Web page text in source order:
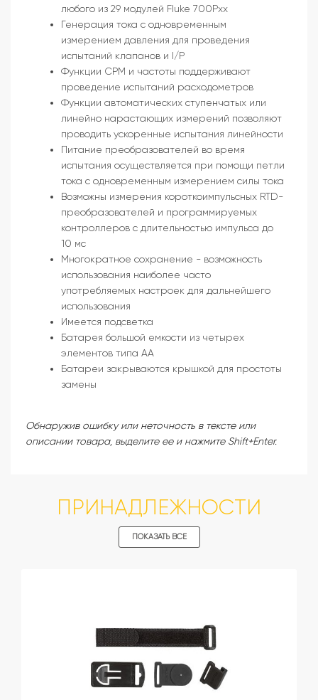
любого из 29 модулей Fluke 700Pxx
Генерация тока с одновременным
измерением давления для проведения
испытаний клапанов и I/P
Функции CPM и частоты поддерживают
проведение испытаний расходометров
Функции автоматических ступенчатых или
линейно нарастающих измерений позволяют
проводить ускоренные испытания линейности
Питание преобразователей во время
испытания осуществляется при помощи петли
тока с одновременным измерением силы тока
Возможны измерения короткоимпульсных RTD-
преобразователей и программируемых
контроллеров с длительностью импульса до
10 мс
Многократное сохранение - возможность
использования наиболее часто
употребляемых настроек для дальнейшего
использования
Имеется подсветка
Батарея большой емкости из четырех
элементов типа AA
Батареи закрываются крышкой для простоты
замены
Обнаружив ошибку или неточность в тексте или
описании товара, выделите ее и нажмите Shift+Enter.
ПРИНАДЛЕЖНОСТИ
ПОКАЗАТЬ ВСЕ